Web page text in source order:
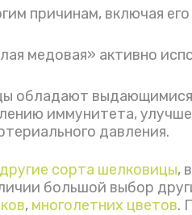
причинам, включая
медовая» активно
обладают
иммунитета,
давления.
другие сорта шелковицы,
большой выбор
, многолетних цветов.